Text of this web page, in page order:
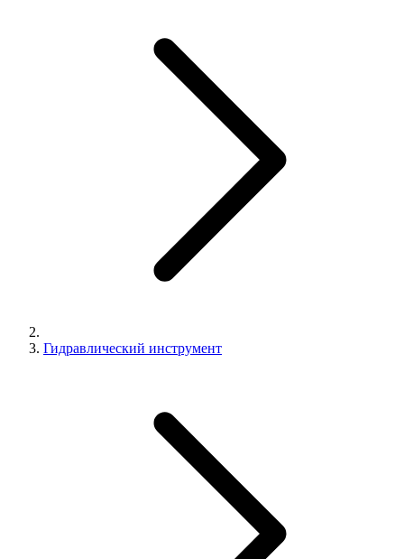
Гидравлический инструмент